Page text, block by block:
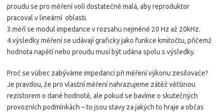
proudu se pro měření volí dostatečně malá, aby reproduktor
pracoval v lineární oblasti.
3.měří se modul impedance v rozsahu nejméně 20 Hz až 20kHz.
4.výsledky měření se udávají graficky jako funkce kmitočtu, přičemž
hodnota napětí nebo proudu musí být udána spolu s výsledky.
Proč se vůbec zabýváme impedancí při měření výkonu zesilovače?
Je pravdou, že pro vlastní měření nahrazujeme zátěž většinou
rezistorem o dané hodnotě, ale pokud se bavíme o skutečných
provozních podmínkách – to jsou stavy za jakých to hraje a občas